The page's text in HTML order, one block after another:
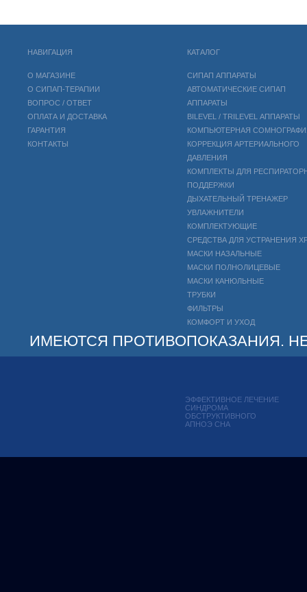
НАВИГАЦИЯ
О МАГАЗИНЕ
О СИПАП-ТЕРАПИИ
ВОПРОС / ОТВЕТ
ОПЛАТА И ДОСТАВКА
ГАРАНТИЯ
КОНТАКТЫ
КАТАЛОГ
СИПАП АППАРАТЫ
АВТОМАТИЧЕСКИЕ СИПАП
АППАРАТЫ
BILEVEL / TRILEVEL АППАРАТЫ
КОМПЬЮТЕРНАЯ
КОРРЕКЦИЯ АРТЕРИАЛЬНОГО
ДАВЛЕНИЯ
КОМПЛЕКТЫ ДЛЯ
ПОДДЕРЖКИ
ДЫХАТЕЛЬНЫЙ ТРЕНАЖЕР
УВЛАЖНИТЕЛИ
КОМПЛЕКТУЮЩИЕ
СРЕДСТВА ДЛЯ УСТРАНЕНИЯ
МАСКИ НАЗАЛЬНЫЕ
МАСКИ ПОЛНОЛИЦЕВЫЕ
МАСКИ КАНЮЛЬНЫЕ
ТРУБКИ
ФИЛЬТРЫ
КОМФОРТ И УХОД
ЭФФЕКТИВНОЕ ЛЕЧЕНИЕ
СИНДРОМА
ОБСТРУКТИВНОГО
АПНОЭ СНА
ИМЕЮТСЯ ПРОТИВОПОКАЗАНИЯ.